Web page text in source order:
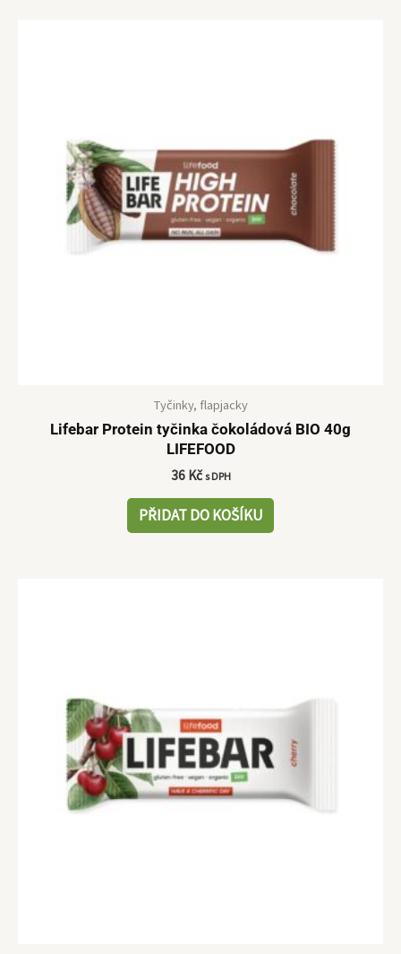
Tyčinky, flapjacky
Lifebar Protein tyčinka čokoládová BIO 40g
LIFEFOOD
36 Kč s DPH
PŘIDAT DO KOŠÍKU